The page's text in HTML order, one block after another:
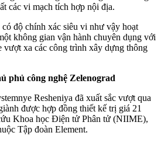
các vi mạch tích hợp nội địa.
độ chính xác siêu vi như vậy hoạt
không gian vận hành chuyên dụng với
vượt xa các công trình xây dựng thông
phủ công nghệ Zelenograd
Resheniya đã xuất sắc vượt qua
được hợp đồng thiết kế trị giá 21
Khoa học Điện tử Phân tử (NIIME),
Tập đoàn Element.